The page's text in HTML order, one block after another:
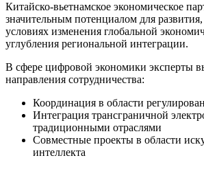
Китайско-вьетнамское экономическое
значительным потенциалом для
условиях изменения глобальной
углубления региональной интеграции.
В сфере цифровой экономики эксперты
направления сотрудничества:
Координация в области
Интеграция трансграничной
традиционными отраслями
Совместные проекты в области
интеллекта